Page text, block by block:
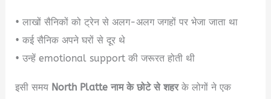
• लाखों सैनिकों को ट्रेन से अलग-अलग जगहों पर भेजा जाता था
• कई सैनिक अपने घरों से दूर थे
• उन्हें emotional support की जरूरत होती थी
इसी समय North Platte नाम के छोटे से शहरके लोगों ने एक